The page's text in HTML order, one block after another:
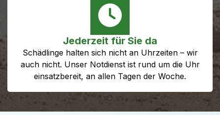
Jederzeit für Sie da
Schädlinge halten sich nicht an Uhrzeiten – wir
auch nicht. Unser Notdienst ist rund um die Uhr
einsatzbereit, an allen Tagen der Woche.